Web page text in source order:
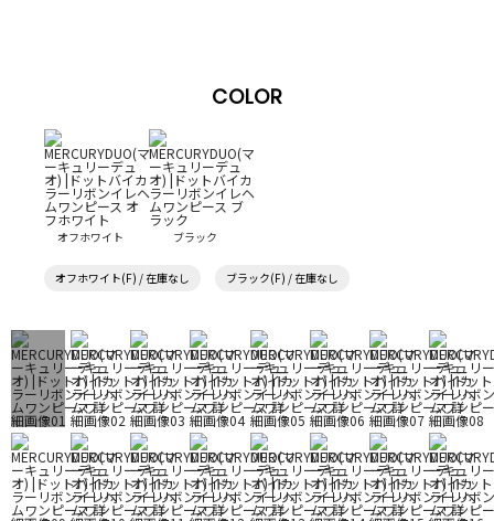
COLOR
オフホワイト ブラック
オフホワイト(F) / 在庫なし ブラック(F) / 在庫なし